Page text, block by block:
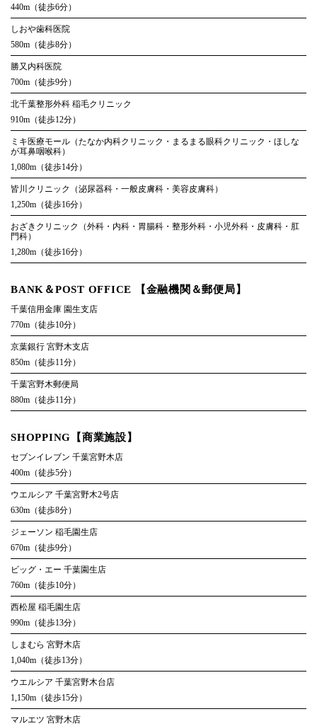
440m（徒歩6分）
しおや歯科医院
580m（徒歩8分）
勝又内科医院
700m（徒歩9分）
北千葉整形外科 稲毛クリニック
910m（徒歩12分）
ミキ医療モール （たなか内科クリニック・まるまる眼科クリニック・ ほしな
が耳鼻咽喉科）
1,080m（徒歩14分）
皆川クリニック
（泌尿器科・一般皮膚科・美容皮膚科）
1,250m（徒歩16分）
おざきクリニック （外科・内科・胃腸科・整形外科・ 小児外科・皮膚科・肛
門科）
1,280m（徒歩16分）
BANK＆POST OFFICE 【金融機関＆郵便局】
千葉信用金庫 園生支店
770m（徒歩10分）
京葉銀行 宮野木支店
850m（徒歩11分）
千葉宮野木郵便局
880m（徒歩11分）
SHOPPING【商業施設】
セブンイレブン 千葉宮野木店
400m（徒歩5分）
ウエルシア 千葉宮野木2号店
630m（徒歩8分）
ジェーソン 稲毛園生店
670m（徒歩9分）
ビッグ・エー 千葉園生店
760m（徒歩10分）
西松屋 稲毛園生店
990m（徒歩13分）
しまむら 宮野木店
1,040m（徒歩13分）
ウエルシア 千葉宮野木台店
1,150m（徒歩15分）
マルエツ 宮野木店